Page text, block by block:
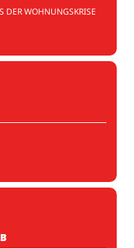
DER WOHNUNGSKRISE